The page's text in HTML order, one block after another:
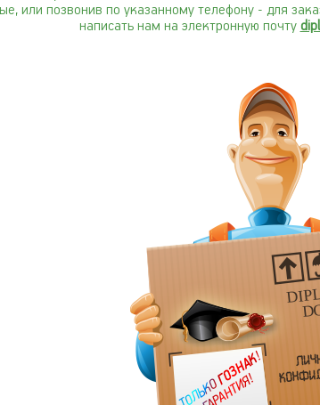
или позвонив по указанному телефону - для
написать нам на электронную почту